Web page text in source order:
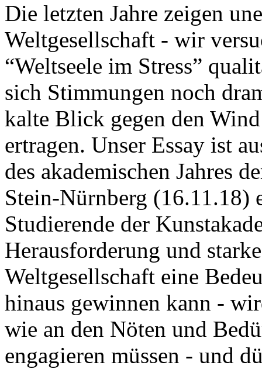
Die letzten Jahre zeigen
Weltgesellschaft - wir
“Weltseele im Stress”
sich Stimmungen noch
kalte Blick gegen den
ertragen. Unser Essay ist
des akademischen Jahres
Stein-Nürnberg (16.11.18)
Studierende der
Herausforderung und
Weltgesellschaft eine
hinaus gewinnen kann -
wie an den Nöten und
engagieren müssen - und